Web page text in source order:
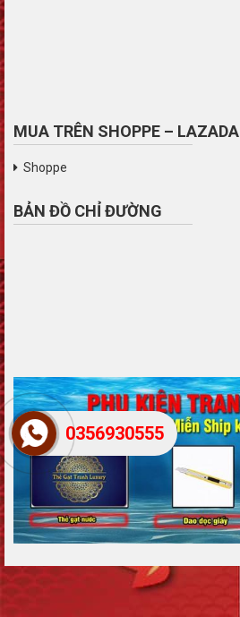
MUA TRÊN SHOPPE – LAZADA
Shoppe
BẢN ĐỒ CHỈ ĐƯỜNG
0356930555